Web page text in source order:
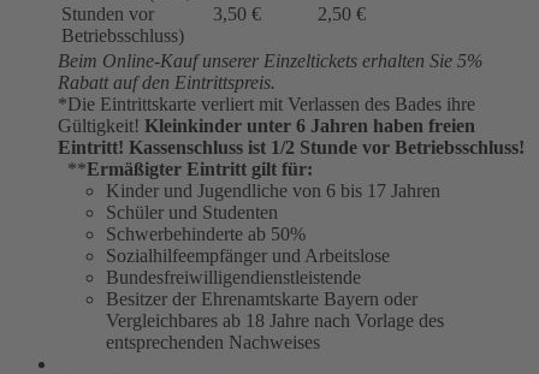
Stunden vor
Betriebsschluss)
3,50 € 2,50 €
Beim Online-Kauf unserer Einzeltickets erhalten Sie 5%
Rabatt auf den Eintrittspreis.
*Die Eintrittskarte verliert mit Verlassen des Bades ihre
Gültigkeit! Kleinkinder unter 6 Jahren haben freien
Eintritt! Kassenschluss ist 1/2 Stunde vor Betriebsschluss!
**Ermäßigter Eintritt gilt für:
Kinder und Jugendliche von 6 bis 17 Jahren
Schüler und Studenten
Schwerbehinderte ab 50%
Sozialhilfeempfänger und Arbeitslose
Bundesfreiwilligendienstleistende
Besitzer der Ehrenamtskarte Bayern oder
Vergleichbares ab 18 Jahre nach Vorlage des
entsprechenden Nachweises